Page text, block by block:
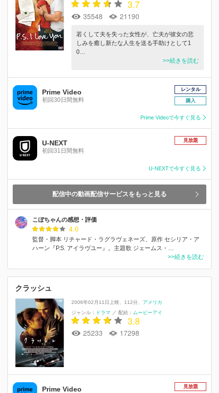
3.7
35548 21190
若くして夫を失った女性が、亡夫が彼女の悲
しみを癒し新たな人生を送る手助けとして1
0…
>>続きを読む
Prime Video
初回30日間無料
レンタル
購入
Prime Videoで今すぐ見る
U-NEXT
初回31日間無料
見放題
U-NEXTで今すぐ見る
配信中の動画配信サービスをもっと見る
こぼちゃんの感想・評価
4.0
監督・脚本 リチャード・ラグラヴェネーズ、原作 セシリア・ア
ハーン『P.S. アイラヴユー』。主題歌 ジェームス・…
>>続きを読む
クラッシュ
2006年02月11日上映 112分
アメリカ
ジャンル：
ドラマ ／ 配給： ムービーアイ
3.8
25233 17298
Prime Video 見放題